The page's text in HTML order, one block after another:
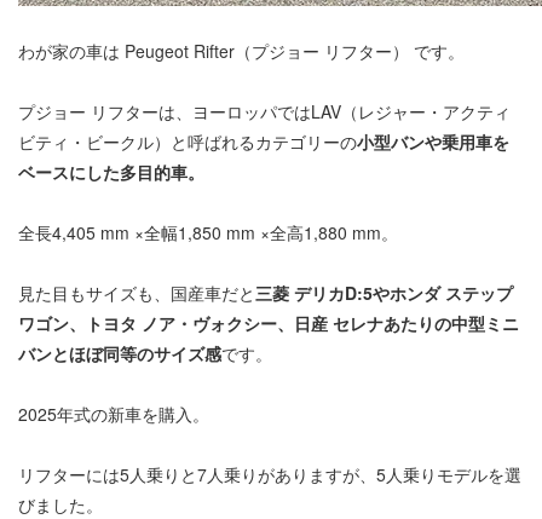
わが家の車は Peugeot Rifter（プジョー リフター） です。
プジョー リフターは、ヨーロッパではLAV（レジャー・アクティ
ビティ・ビークル）と呼ばれるカテゴリーの小型バンや乗用車を
ベースにした多目的車。
全長4,405 mm ×全幅1,850 mm ×全高1,880 mm。
見た目もサイズも、国産車だと三菱 デリカD:5やホンダ ステップ
ワゴン、トヨタ ノア・ヴォクシー、日産 セレナあたりの中型ミニ
バンとほぼ同等のサイズ感です。
2025年式の新車を購入。
リフターには5人乗りと7人乗りがありますが、5人乗りモデルを選
びました。